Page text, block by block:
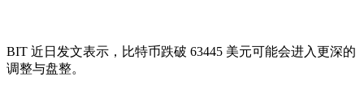
BIT 近日发文表示，比特币跌破 63445 美元可能会进入更深的
调整与盘整。